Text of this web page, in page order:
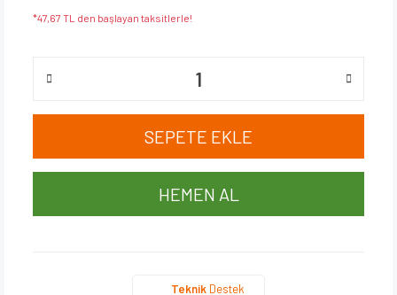
*47,67 TL den başlayan taksitlerle!
SEPETE EKLE
HEMEN AL
Teknik Destek